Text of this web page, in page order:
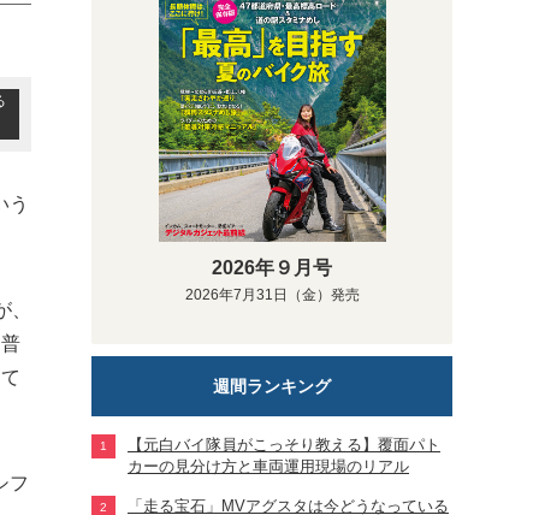
う
フ
2026年９月号
2026年7月31日（金）発売
週間ランキング
【元白バイ隊員がこっそり教える】覆面パト
カーの見分け方と車両運用現場のリアル
「走る宝石」MVアグスタは今どうなっている